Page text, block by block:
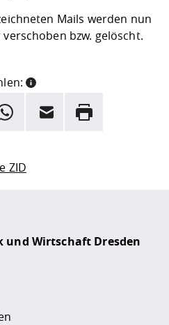
Mails werden nun
bzw. gelöscht.
und ein Link zur
E-Mail Drucken
ZID
und Wirtschaft Dresden